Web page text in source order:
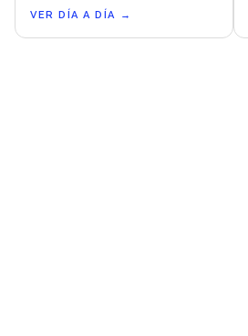
VER DÍA A DÍA →